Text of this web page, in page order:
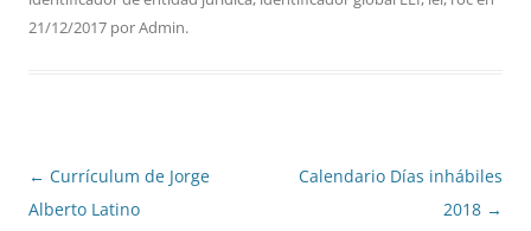
21/12/2017 porAdmin.
Navegación
de
← Currículum de Jorge
Alberto Latino
Calendario Días inhábiles
2018 →